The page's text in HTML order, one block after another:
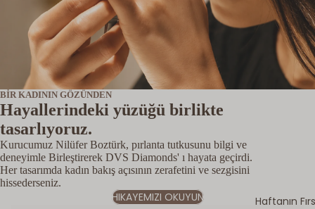
Haftanın
BİR KADININ GÖZÜNDEN
Hayallerindeki yüzüğü birlikte
tasarlıyoruz.
Kurucumuz Nilüfer Boztürk, pırlanta tutkusunu bilgi ve
deneyimle Birleştirerek DVS Diamonds' ı hayata geçirdi.
Her tasarımda kadın bakış açısının zerafetini ve sezgisini
hissederseniz.
HIKAYEMIZI OKUYUN